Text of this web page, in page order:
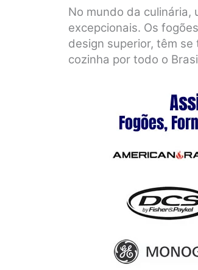
No mundo da culinária,
excepcionais. Os
design superior, têm
cozinha por todo o